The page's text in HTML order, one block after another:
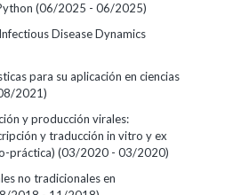
(06/2025 - 06/2025)
Disease Dynamics
para su aplicación en ciencias
2021)
y producción virales:
y traducción in vitro y ex
práctica) (03/2020 - 03/2020)
no tradicionales en